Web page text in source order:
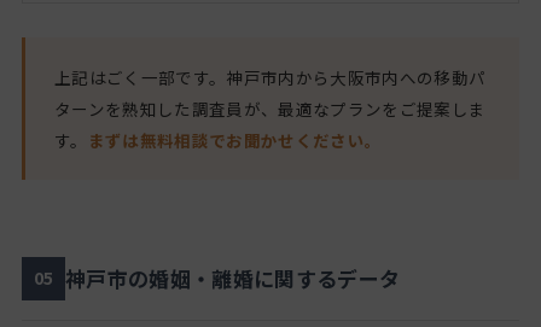
上記はごく一部です。神戸市内から大阪市内への移動パ
ターンを熟知した調査員が、最適なプランをご提案しま
す。 まずは無料相談でお聞かせください。
05 神戸市の婚姻・離婚に関するデータ